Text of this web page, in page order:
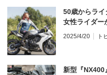
50歳からラ
女性ライダー
2025/4/20 ト
新型『NX400